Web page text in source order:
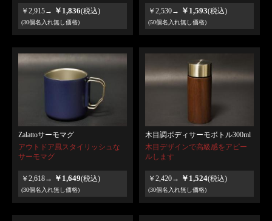
￥2,915→ ￥1,836(税込)
(30個名入れ無し価格)
￥2,530→ ￥1,593(税込)
(50個名入れ無し価格)
Zalattoサーモマグ
アウトドア風スタイリッシュな
サーモマグ
￥2,618→ ￥1,649(税込)
(30個名入れ無し価格)
木目調ボディサーモボトル300ml
木目デザインで高級感をアピー
ルします
￥2,420→ ￥1,524(税込)
(30個名入れ無し価格)